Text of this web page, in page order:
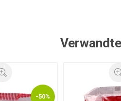
-50%